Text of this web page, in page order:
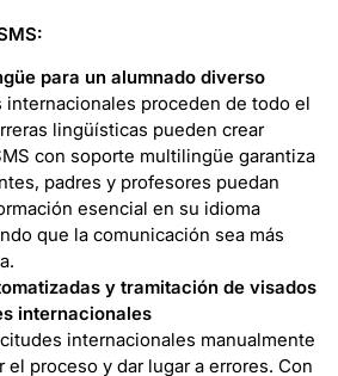
para un alumnado diverso
internacionales proceden de todo el
lingüísticas pueden crear
con soporte multilingüe garantiza
padres y profesores puedan
esencial en su idioma
que la comunicación sea más
y tramitación de visados
internacionales
internacionales manualmente
el proceso y dar lugar a errores. Con